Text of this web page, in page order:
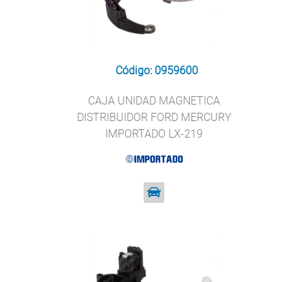
Código: 0959600
CAJA UNIDAD MAGNETICA
DISTRIBUIDOR FORD MERCURY
IMPORTADO LX-219